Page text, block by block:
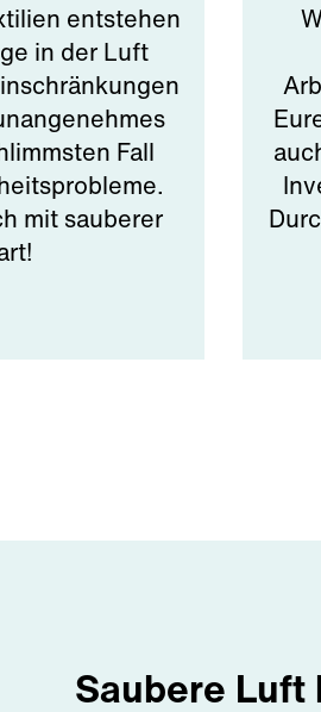
entstehen
in der Luft
Fall
mit sauberer
Saubere